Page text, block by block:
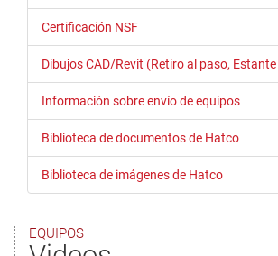
Certificación NSF
Dibujos CAD/Revit (Retiro al paso,
Información sobre envío de equipos
Biblioteca de documentos de Hatco
Biblioteca de imágenes de Hatco
EQUIPOS